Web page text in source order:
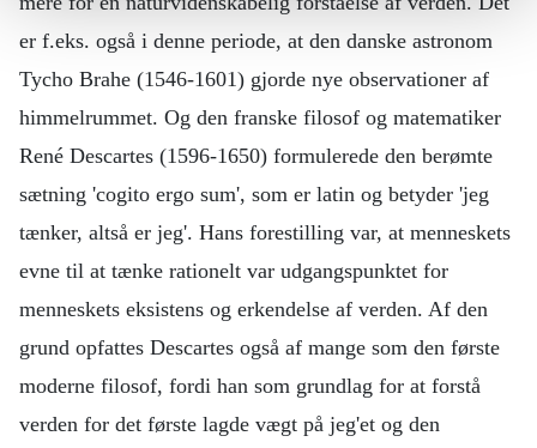
er f.eks. også i denne periode, at den danske astronom
Tycho Brahe (1546-1601) gjorde nye observationer af
himmelrummet. Og den franske filosof og matematiker
René Descartes (1596-1650) formulerede den berømte
sætning 'cogito ergo sum', som er latin og betyder 'jeg
tænker, altså er jeg'. Hans forestilling var, at menneskets
evne til at tænke rationelt var udgangspunktet for
menneskets eksistens og erkendelse af verden. Af den
grund opfattes Descartes også af mange som den første
moderne filosof, fordi han som grundlag for at forstå
verden for det første lagde vægt på jeg'et og den